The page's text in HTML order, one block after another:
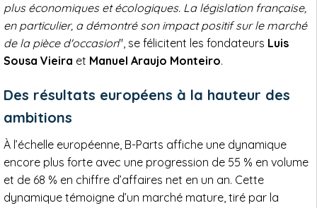
plus économiques et écologiques. La législation française,
en particulier, a démontré son impact positif sur le marché
de la pièce d'occasion", se félicitent les fondateurs Luis
Sousa Vieira et Manuel Araujo Monteiro.
Des résultats européens à la hauteur des
ambitions
À l’échelle européenne, B-Parts affiche une dynamique
encore plus forte avec une progression de 55 % en volume
et de 68 % en chiffre d’affaires net en un an. Cette
dynamique témoigne d’un marché mature, tiré par la